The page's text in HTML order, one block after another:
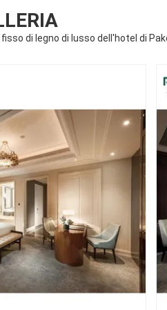
di legno di lusso dell'hotel di